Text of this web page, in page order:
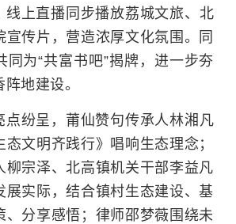
线上直播同步播放荔城文旅、北
宣传片，营造浓厚文化氛围。同
同为“共富书吧”揭牌，进一步夯
地建设。
点纷呈，莆仙赞句传承人林湘凡
态文明齐践行》唱响生态理念；
柳宗泽、北高镇机关干部李益凡
展实际，结合镇村生态建设、基
、分享感悟；律师邵梦薇围绕未